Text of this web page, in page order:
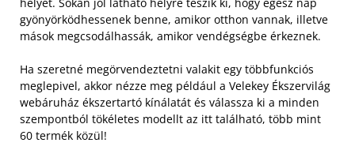
gyönyörködhessenek benne, amikor otthon vannak, illetve
mások megcsodálhassák, amikor vendégségbe érkeznek.
Ha szeretné megörvendeztetni valakit egy többfunkciós
meglepivel, akkor nézze meg például a Velekey Ékszervilág
webáruház ékszertartó kínálatát és válassza ki a minden
szempontból tökéletes modellt az itt található, több mint
60 termék közül!